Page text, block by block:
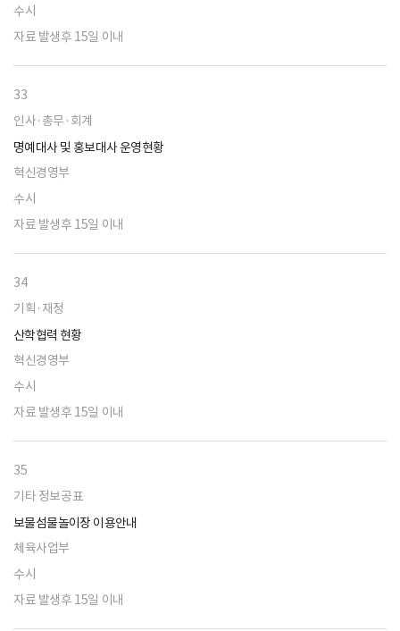
수시
자료 발생후 15일 이내
33
인사·총무·회계
명예대사 및 홍보대사 운영현황
혁신경영부
수시
자료 발생후 15일 이내
34
기획·재정
산학협력 현황
혁신경영부
수시
자료 발생후 15일 이내
35
기타 정보공표
보물섬물놀이장 이용안내
체육사업부
수시
자료 발생후 15일 이내